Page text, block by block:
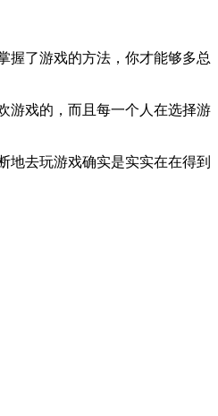
握了游戏的方法，你才能够多总
游戏的，而且每一个人在选择游
地去玩游戏确实是实实在在得到